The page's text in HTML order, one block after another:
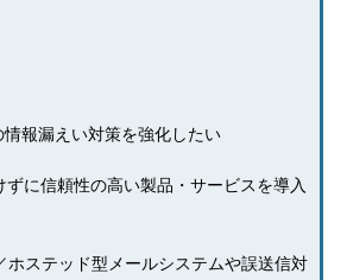
報漏えい対策を強化したい
に信頼性の高い製品・サービスを導入
ホステッド型メールシステムや誤送信対